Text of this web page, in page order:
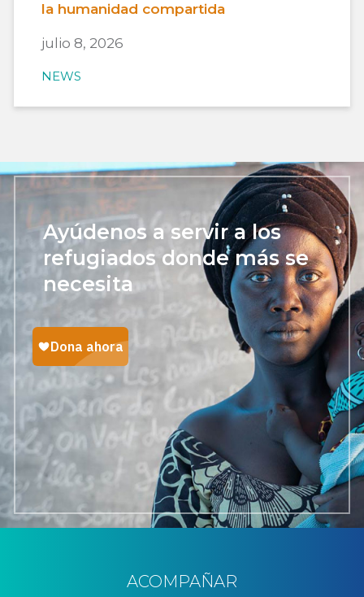
la humanidad compartida
julio 8, 2026
NEWS
Ayúdenos a servir a los
refugiados donde más se
necesita
ACOMPAÑAR